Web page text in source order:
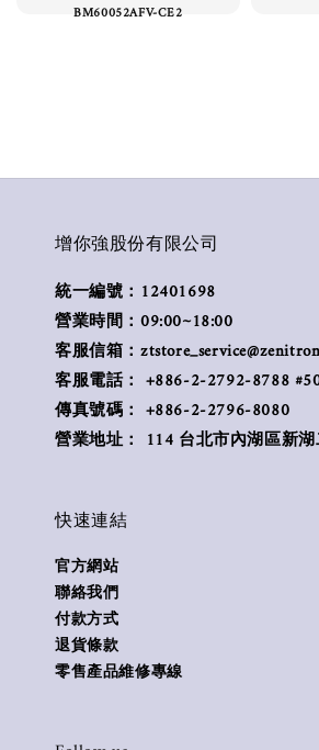
BM60052AFV-CE2
增你強股份有限公司
統一編號：12401698
營業時間：09:00~18:00
客服信箱：
客服電話： +886-2-2792-8788
傳真號碼： +886-2-2796-8080
營業地址： 114 台北市內湖區新
快速連結
官方網站
聯絡我們
付款方式
退貨條款
零售產品維修專線